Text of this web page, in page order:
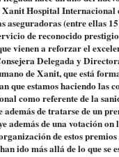
Hospital Internacional
aseguradoras (entre ellas
de reconocido
vienen a reforzar el
Delegada y
de Xanit, que está
que estamos haciendo las
como referente de la
además de tratarse de un
además de una votación
de estos
ido más allá de lo que se